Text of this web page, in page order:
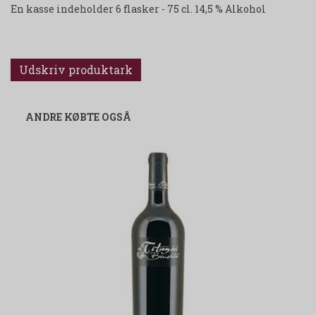
En kasse indeholder 6 flasker - 75 cl. 14,5 % Alkohol
Udskriv produktark
ANDRE KØBTE OGSÅ